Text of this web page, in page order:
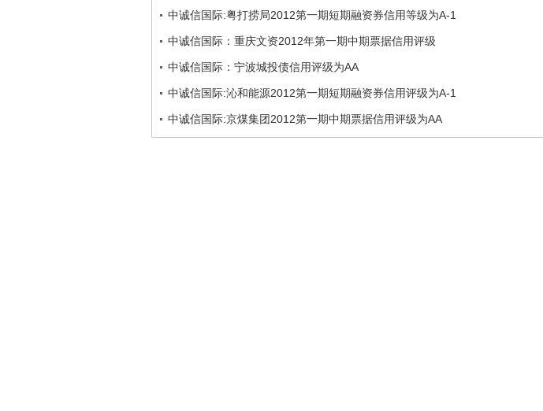
中诚信国际:粤打捞局2012第一期短期融资券信用等级为A-1
中诚信国际：重庆文资2012年第一期中期票据信用评级
中诚信国际：宁波城投债信用评级为AA
中诚信国际:沁和能源2012第一期短期融资券信用评级为A-1
中诚信国际:京煤集团2012第一期中期票据信用评级为AA